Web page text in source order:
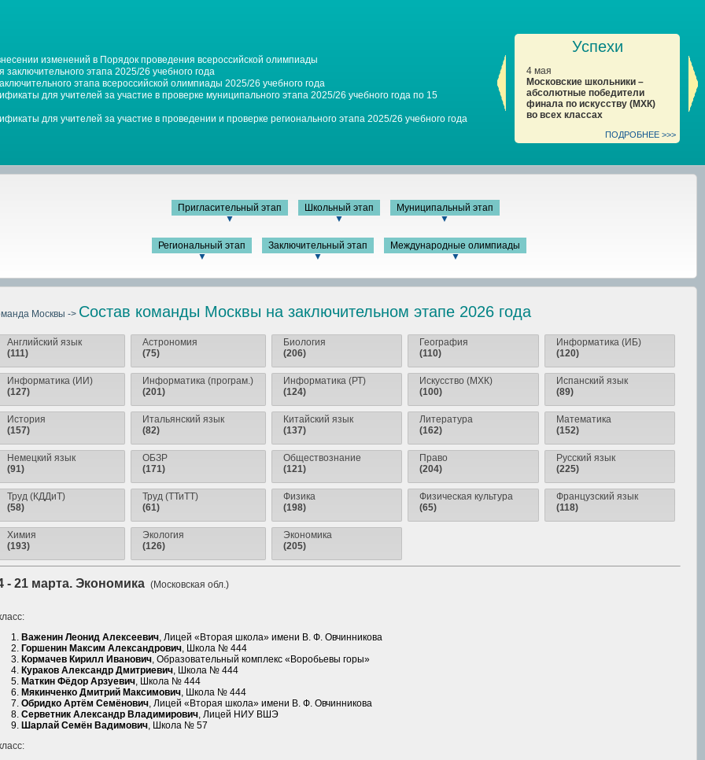
изменений в Порядок проведения всероссийской олимпиады
этапа 2025/26 учебного года
этапа всероссийской олимпиады 2025/26 учебного года
для учителей за участие в проверке муниципального этапа 2025/26 учебного года по 15
для учителей за участие в проведении и проверке регионального этапа 2025/26 учебного года
Успехи
4 мая
Московские школьники –
абсолютные победители
финала по искусству (МХК)
во всех классах
ПОДРОБНЕЕ >>>
4
Пригласительный этап
▼
Школьный этап
▼
Муниципальный этап
▼
Региональный этап
▼
Заключительный этап
▼
Международные олимпиады
▼
Москвы -> Состав команды Москвы на заключительном этапе 2026 года
Английский язык
(111)
Астрономия
(75)
Биология
(206)
География
(110)
Информатика (ИБ)
(120)
Информатика (ИИ)
(127)
Информатика (програм.)
(201)
Информатика (РТ)
(124)
Искусство (МХК)
(100)
Испанский язык
(89)
История
(157)
Итальянский язык
(82)
Китайский язык
(137)
Литература
(162)
Математика
(152)
Немецкий язык
(91)
ОБЗР
(171)
Обществознание
(121)
Право
(204)
Русский язык
(225)
Труд (КДДиТ)
(58)
Труд (ТТиТТ)
(61)
Физика
(198)
Физическая культура
(65)
Французский язык
(118)
Химия
(193)
Экология
(126)
Экономика
(205)
- 21 марта. Экономика (Московская обл.)
Важенин Леонид Алексеевич, Лицей «Вторая школа» имени В. Ф. Овчинникова
Горшенин Максим Александрович, Школа № 444
Кормачев Кирилл Иванович, Образовательный комплекс «Воробьевы горы»
Кураков Александр Дмитриевич, Школа № 444
Маткин Фёдор Арзуевич, Школа № 444
Мякинченко Дмитрий Максимович, Школа № 444
Обридко Артём Семёнович, Лицей «Вторая школа» имени В. Ф. Овчинникова
Серветник Александр Владимирович, Лицей НИУ ВШЭ
Шарлай Семён Вадимович, Школа № 57